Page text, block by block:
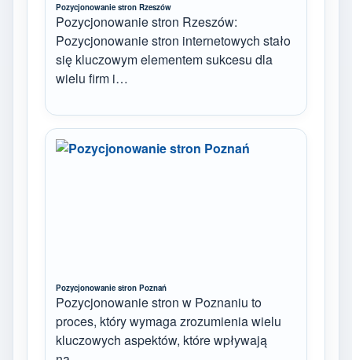
Pozycjonowanie stron Rzeszów
Pozycjonowanie stron Rzeszów:
Pozycjonowanie stron internetowych stało
się kluczowym elementem sukcesu dla
wielu firm i…
Pozycjonowanie stron Poznań
Pozycjonowanie stron w Poznaniu to
proces, który wymaga zrozumienia wielu
kluczowych aspektów, które wpływają